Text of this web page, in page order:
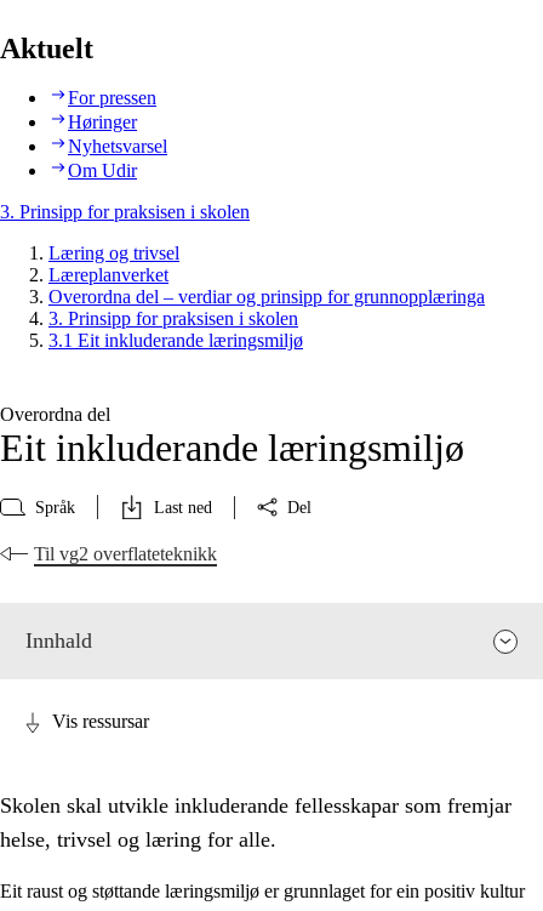
Aktuelt
For pressen
Høringer
Nyhetsvarsel
Om Udir
3. Prinsipp for praksisen i skolen
Læring og trivsel
Læreplanverket
Overordna del – verdiar og prinsipp for grunnopplæringa
3. Prinsipp for praksisen i skolen
3.1 Eit inkluderande læringsmiljø
Overordna del
Eit inkluderande læringsmiljø
Språk Last ned Del
Til vg2 overflateteknikk
Innhald
Vis ressursar
Skolen skal utvikle inkluderande fellesskapar som fremjar
helse, trivsel og læring for alle.
Eit raust og støttande læringsmiljø er grunnlaget for ein positiv kultur